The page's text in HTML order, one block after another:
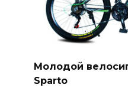
Молодой
Sparto